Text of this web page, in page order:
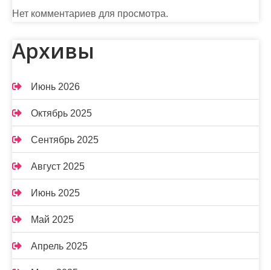
Нет комментариев для просмотра.
Архивы
Июнь 2026
Октябрь 2025
Сентябрь 2025
Август 2025
Июнь 2025
Май 2025
Апрель 2025